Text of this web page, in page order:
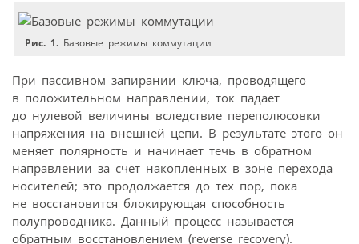
Рис. 1. Базовые режимы коммутации
При пассивном запирании ключа, проводящего
в положительном направлении, ток падает
до нулевой величины вследствие переполюсовки
напряжения на внешней цепи. В результате этого он
меняет полярность и начинает течь в обратном
направлении за счет накопленных в зоне перехода
носителей; это продолжается до тех пор, пока
не восстановится блокирующая способность
полупроводника. Данный процесс называется
обратным восстановлением (reverse recovery).